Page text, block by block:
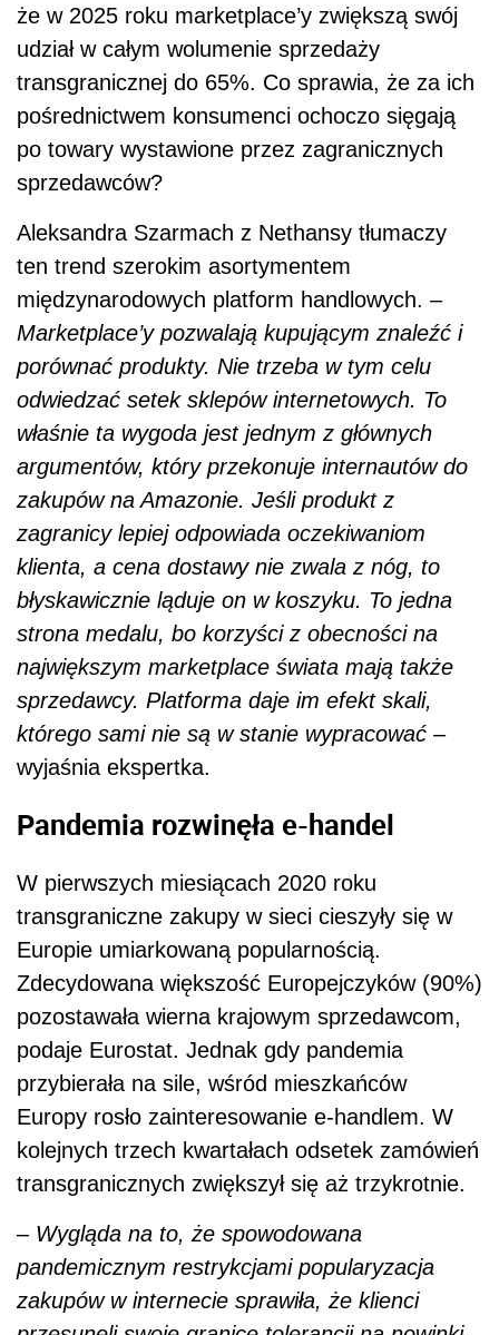
że w 2025 roku marketplace’y zwiększą swój
udział w całym wolumenie sprzedaży
transgranicznej do 65%. Co sprawia, że za ich
pośrednictwem konsumenci ochoczo sięgają
po towary wystawione przez zagranicznych
sprzedawców?
Aleksandra Szarmach z Nethansy tłumaczy
ten trend szerokim asortymentem
międzynarodowych platform handlowych. –
Marketplace’y pozwalają kupującym znaleźć i
porównać produkty. Nie trzeba w tym celu
odwiedzać setek sklepów internetowych. To
właśnie ta wygoda jest jednym z głównych
argumentów, który przekonuje internautów do
zakupów na Amazonie. Jeśli produkt z
zagranicy lepiej odpowiada oczekiwaniom
klienta, a cena dostawy nie zwala z nóg, to
błyskawicznie ląduje on w koszyku. To jedna
strona medalu, bo korzyści z obecności na
największym marketplace świata mają także
sprzedawcy. Platforma daje im efekt skali,
którego sami nie są w stanie wypracować –
wyjaśnia ekspertka.
Pandemia rozwinęła e-handel
W pierwszych miesiącach 2020 roku
transgraniczne zakupy w sieci cieszyły się w
Europie umiarkowaną popularnością.
Zdecydowana większość Europejczyków (90%)
pozostawała wierna krajowym sprzedawcom,
podaje Eurostat. Jednak gdy pandemia
przybierała na sile, wśród mieszkańców
Europy rosło zainteresowanie e-handlem. W
kolejnych trzech kwartałach odsetek zamówień
transgranicznych zwiększył się aż trzykrotnie.
– Wygląda na to, że spowodowana
pandemicznym restrykcjami popularyzacja
zakupów w internecie sprawiła, że klienci